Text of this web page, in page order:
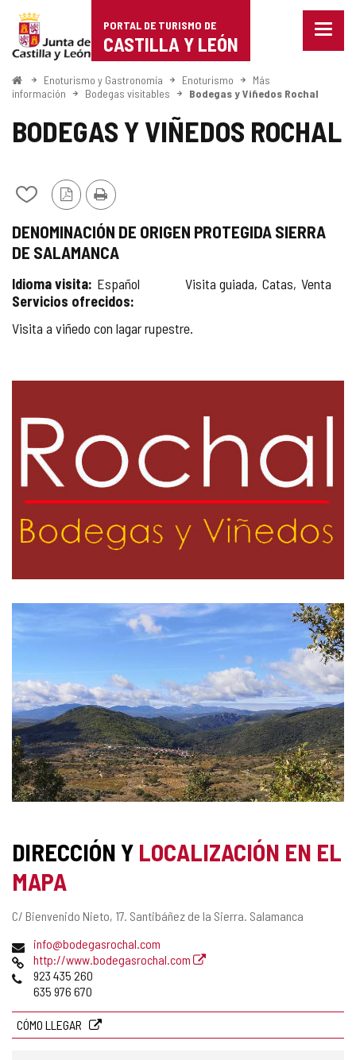
Portal
de
Turismo
de
Castilla
León
PORTAL DE TURISMO DE
CASTILLA Y LEÓN
Menu
InicioEnoturismo y Gastronomía Enoturismo
Más
información
Bodegas visitables Bodegas y Viñedos Rochal
BODEGAS Y VIÑEDOS ROCHAL
Añadir/quitar
mis
cuadernos
VersiónImprimir
DENOMINACIÓN DE ORIGEN PROTEGIDA SIERRA
DE SALAMANCA
Idioma visita Español
Servicios ofrecidos
Visita guiada Catas Venta
Visita a viñedo con lagar rupestre.
DE
IMÁGENES
DIRECCIÓN Y LOCALIZACIÓN EN EL
MAPA
Dirección
C/ Bienvenido Nieto, 17. Santibáñez de la Sierra. Salamanca
Dirección
de
correo
electrónico
info@bodegasrochal.com
Página
Web
http://www.bodegasrochal.com
Teléfonos
923 435 260
635 976 670
CÓMO LLEGAR